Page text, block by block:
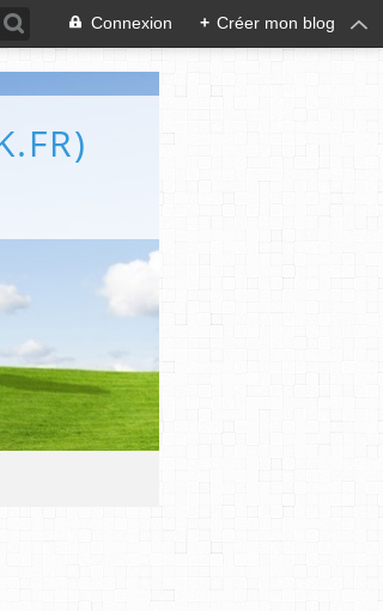
Connexion + Créer mon blog